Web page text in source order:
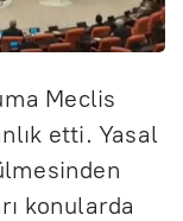
Meclis
etti. Yasal
konularda